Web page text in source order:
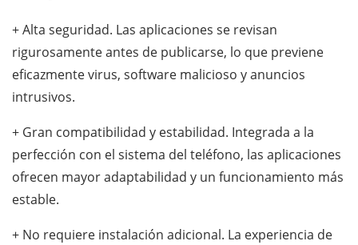
+ Alta seguridad. Las aplicaciones se revisan
rigurosamente antes de publicarse, lo que previene
eficazmente virus, software malicioso y anuncios
intrusivos.
+ Gran compatibilidad y estabilidad. Integrada a la
perfección con el sistema del teléfono, las aplicaciones
ofrecen mayor adaptabilidad y un funcionamiento más
estable.
+ No requiere instalación adicional. La experiencia de